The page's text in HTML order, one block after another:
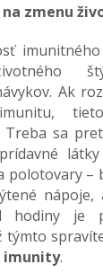
zmenu
Ak
Treba sa
polotovary –
hodiny je
týmto
imunity.